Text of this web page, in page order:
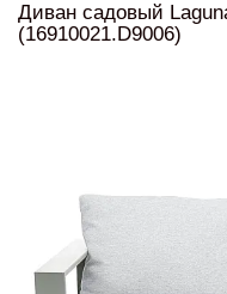
Диван садовый
(16910021.D9006)